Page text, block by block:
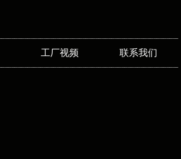
工厂视频 联系我们